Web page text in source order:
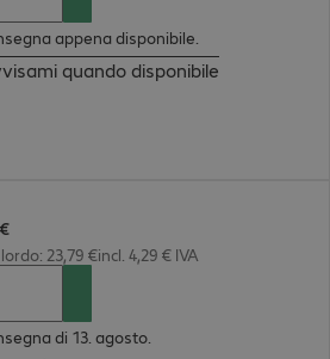
appena disponibile.
quando disponibile
€
23,79 €incl. 4,29 € IVA
di 13. agosto.